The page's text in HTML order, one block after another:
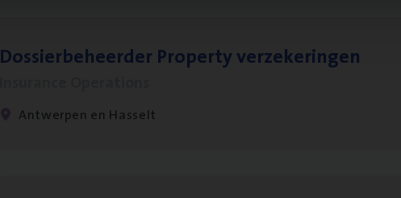
Dos­sier­be­heer­der Pro­per­ty verzekeringen
Antwerpen en Hasselt